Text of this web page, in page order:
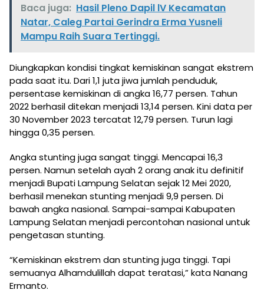
Baca juga: Hasil Pleno Dapil lV Kecamatan
Natar, Caleg Partai Gerindra Erma Yusneli
Mampu Raih Suara Tertinggi.
Diungkapkan kondisi tingkat kemiskinan sangat ekstrem
pada saat itu. Dari 1,1 juta jiwa jumlah penduduk,
persentase kemiskinan di angka 16,77 persen. Tahun
2022 berhasil ditekan menjadi 13,14 persen. Kini data per
30 November 2023 tercatat 12,79 persen. Turun lagi
hingga 0,35 persen.
Angka stunting juga sangat tinggi. Mencapai 16,3
persen. Namun setelah ayah 2 orang anak itu definitif
menjadi Bupati Lampung Selatan sejak 12 Mei 2020,
berhasil menekan stunting menjadi 9,9 persen. Di
bawah angka nasional. Sampai-sampai Kabupaten
Lampung Selatan menjadi percontohan nasional untuk
pengetasan stunting.
“Kemiskinan ekstrem dan stunting juga tinggi. Tapi
semuanya Alhamdulillah dapat teratasi,” kata Nanang
Ermanto.